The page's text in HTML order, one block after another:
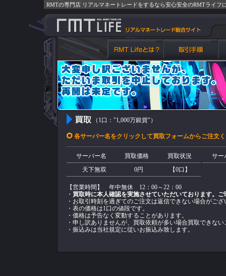
RMTの専門店 リアルマネートレードをするなら安心安全のRMTライフ
（1口："1,000万銀貨"）
各サーバー名をクリックして買取フォームからご注文
サーバー名 買取価格
買取状況
天下無双
0円 【0口】
サー
【営業時間】 年中無休 12：00～22：00
・ 買取時に本人確認を実施させていただいております。
・お取引時刻を過ぎてのご注文は返信できない場合がご
・表の価格は1口の値段です。
・価格は予告なく変動することがあります。
・申し訳ありませんが、買取依頼が多い場合買取できな
・振込みは当社規定に従いお振込み致します。